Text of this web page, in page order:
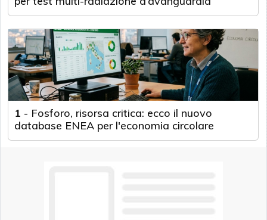
1 - Fosforo, risorsa critica: ecco il nuovo
database ENEA per l'economia circolare